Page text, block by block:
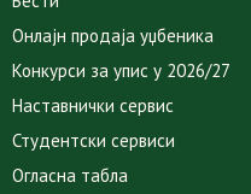
Онлајн продаја уџбеника
Конкурси за упис у 2026/27
Наставнички сервис
Студентски сервиси
Огласна табла